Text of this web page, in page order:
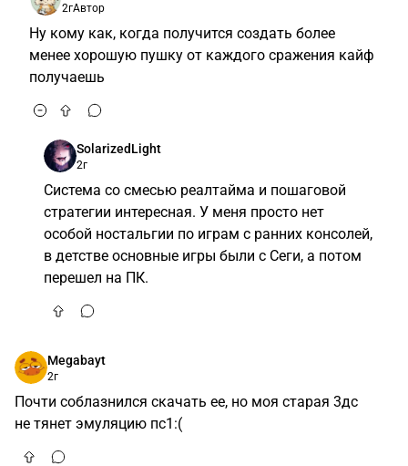
2гАвтор
Ну кому как, когда получится создать более
менее хорошую пушку от каждого сражения кайф
получаешь
SolarizedLight
2г
Система со смесью реалтайма и пошаговой
стратегии интересная. У меня просто нет
особой ностальгии по играм с ранних консолей,
в детстве основные игры были с Сеги, а потом
перешел на ПК.
Megabayt
2г
Почти соблазнился скачать ее, но моя старая 3дс
не тянет эмуляцию пс1:(